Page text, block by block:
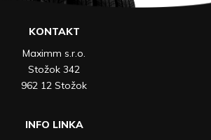
KONTAKT
Maximm s.r.o.
Stožok 342
962 12 Stožok
INFO LINKA